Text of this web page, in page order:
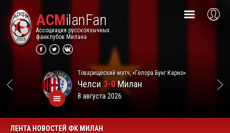
ACMilanFan
Ассоциация русскоязычных
фанклубов Милана
Товарищеский матч, «Гелора Бунг Карно»
Челси3-0Милан
8 августа 2026
ЛЕНТА НОВОСТЕЙ ФК МИЛАН